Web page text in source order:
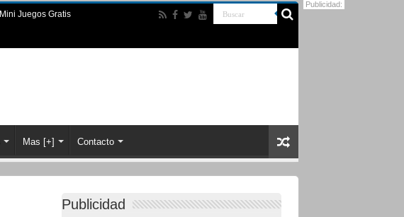
Mini Juegos Gratis
Mas [+] Contacto
Publicidad
Publicidad: